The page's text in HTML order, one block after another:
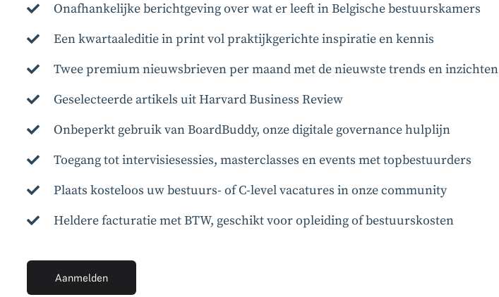
Onafhankelijke berichtgeving over wat er leeft in Belgische bestuurskamers
Een kwartaaleditie in print vol praktijkgerichte inspiratie en kennis
Twee premium nieuwsbrieven per maand met de nieuwste trends en inzichten
Geselecteerde artikels uit Harvard Business Review
Onbeperkt gebruik van BoardBuddy, onze digitale governance hulplijn
Toegang tot intervisiesessies, masterclasses en events met topbestuurders
Plaats kosteloos uw bestuurs- of C-level vacatures in onze community
Heldere facturatie met BTW, geschikt voor opleiding of bestuurskosten
Aanmelden